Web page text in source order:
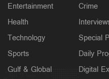
കടക്കുന്ന ചിത്രം
2 hours ago
Entertainment
Health
Technology
Sports
Gulf & Global
Crime
Special
Daily
Digital